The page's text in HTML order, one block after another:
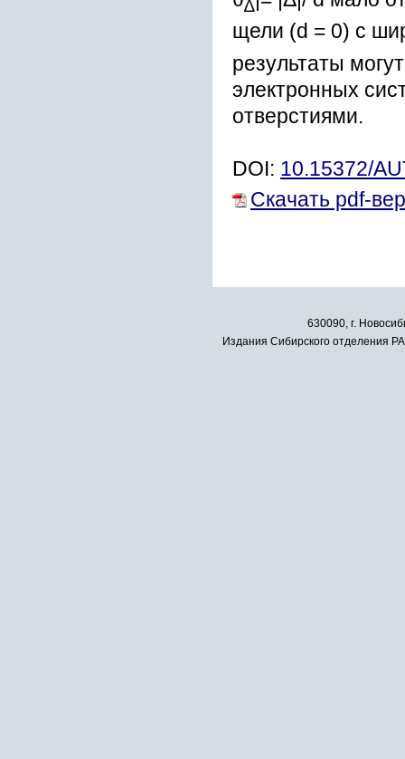
∆
щели (d = 0) с
результаты
электронных
отверстиями.
DOI: 10.15372/
Скачать pdf-
630090, г.
Издания Сибирского отделения